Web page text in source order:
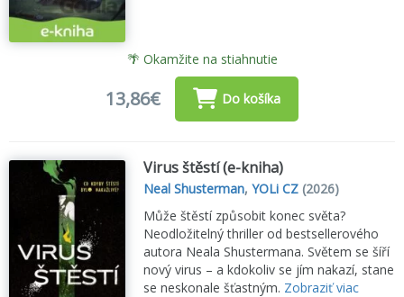
🌴 Okamžite na stiahnutie
13,86€ Do košíka
Virus štěstí (e-kniha)
Neal Shusterman,YOLi CZ (2026)
Může štěstí způsobit konec světa?
Neodložitelný thriller od bestsellerového
autora Neala Shustermana. Světem se šíří
nový virus – a kdokoliv se jím nakazí, stane
se neskonale šťastným. Zobraziť viac